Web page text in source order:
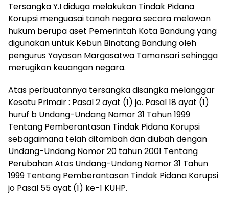
Tersangka Y.I diduga melakukan Tindak Pidana
Korupsi menguasai tanah negara secara melawan
hukum berupa aset Pemerintah Kota Bandung yang
digunakan untuk Kebun Binatang Bandung oleh
pengurus Yayasan Margasatwa Tamansari sehingga
merugikan keuangan negara.
Atas perbuatannya tersangka disangka melanggar
Kesatu Primair : Pasal 2 ayat (1) jo. Pasal 18 ayat (1)
huruf b Undang-Undang Nomor 31 Tahun 1999
Tentang Pemberantasan Tindak Pidana Korupsi
sebagaimana telah ditambah dan diubah dengan
Undang-Undang Nomor 20 tahun 2001 Tentang
Perubahan Atas Undang-Undang Nomor 31 Tahun
1999 Tentang Pemberantasan Tindak Pidana Korupsi
jo Pasal 55 ayat (1) ke-1 KUHP.